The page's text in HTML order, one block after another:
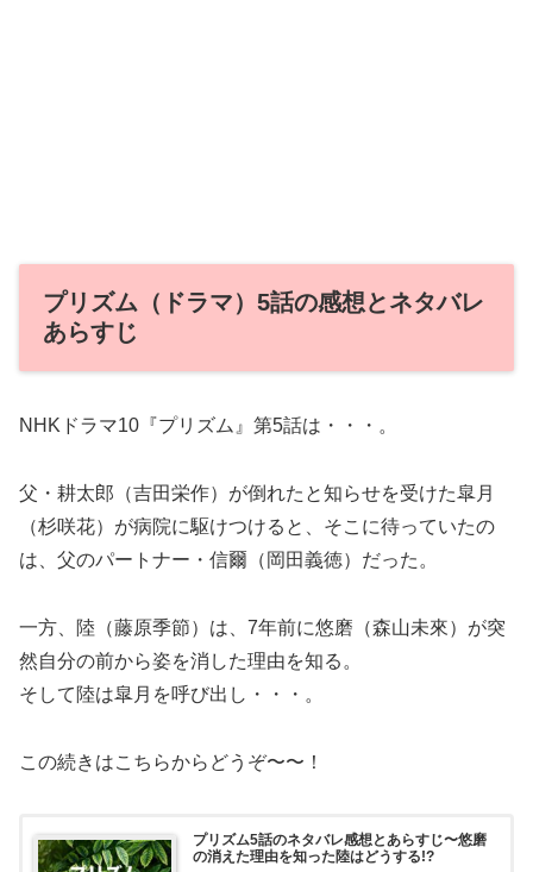
プリズム（ドラマ）5話の感想とネタバレ
あらすじ
NHKドラマ10『プリズム』第5話は・・・。
父・耕太郎（吉田栄作）が倒れたと知らせを受けた皐月
（杉咲花）が病院に駆けつけると、そこに待っていたの
は、父のパートナー・信爾（岡田義徳）だった。
一方、陸（藤原季節）は、7年前に悠磨（森山未來）が突
然自分の前から姿を消した理由を知る。
そして陸は皐月を呼び出し・・・。
この続きはこちらからどうぞ〜〜！
プリズム5話のネタバレ感想とあらすじ〜悠磨
の消えた理由を知った陸はどうする!?